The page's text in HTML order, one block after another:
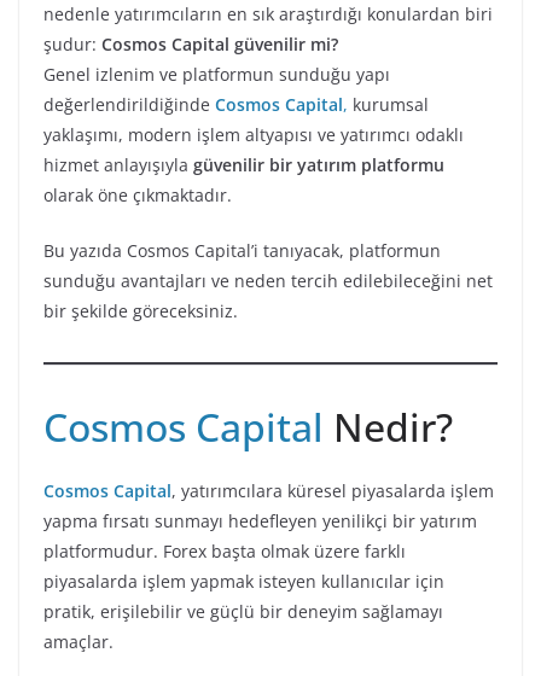
nedenle yatırımcıların en sık araştırdığı konulardan biri
şudur: Cosmos Capital güvenilir mi?
Genel izlenim ve platformun sunduğu yapı
değerlendirildiğinde Cosmos Capital, kurumsal
yaklaşımı, modern işlem altyapısı ve yatırımcı odaklı
hizmet anlayışıyla güvenilir bir yatırım platformu
olarak öne çıkmaktadır.
Bu yazıda Cosmos Capital’i tanıyacak, platformun
sunduğu avantajları ve neden tercih edilebileceğini net
bir şekilde göreceksiniz.
Cosmos Capital Nedir?
Cosmos Capital, yatırımcılara küresel piyasalarda işlem
yapma fırsatı sunmayı hedefleyen yenilikçi bir yatırım
platformudur. Forex başta olmak üzere farklı
piyasalarda işlem yapmak isteyen kullanıcılar için
pratik, erişilebilir ve güçlü bir deneyim sağlamayı
amaçlar.